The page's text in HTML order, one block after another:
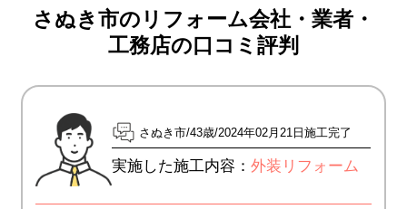
さぬき市のリフォーム会社・業者・
工務店の口コミ評判
さぬき市 43歳 2024年02月21日施工完了
実施した施工内容：外装リフォーム